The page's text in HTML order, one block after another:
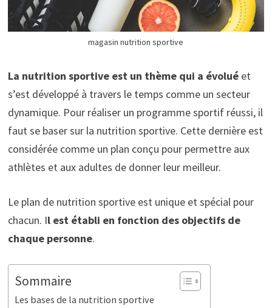
magasin nutrition sportive
La nutrition sportive est un thème qui a évolué et
s’est développé à travers le temps comme un secteur
dynamique. Pour réaliser un programme sportif réussi, il
faut se baser sur la nutrition sportive. Cette dernière est
considérée comme un plan conçu pour permettre aux
athlètes et aux adultes de donner leur meilleur.
Le plan de nutrition sportive est unique et spécial pour
chacun. Il est établi en fonction des objectifs de
chaque personne.
Sommaire
Les bases de la nutrition sportive